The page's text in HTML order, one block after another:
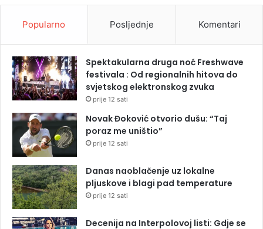
Popularno Posljednje Komentari
Spektakularna druga noć Freshwave
festivala : Od regionalnih hitova do
svjetskog elektronskog zvuka
prije 12 sati
Novak Đoković otvorio dušu: “Taj
poraz me uništio”
prije 12 sati
Danas naoblačenje uz lokalne
pljuskove i blagi pad temperature
prije 12 sati
Decenija na Interpolovoj listi: Gdje se